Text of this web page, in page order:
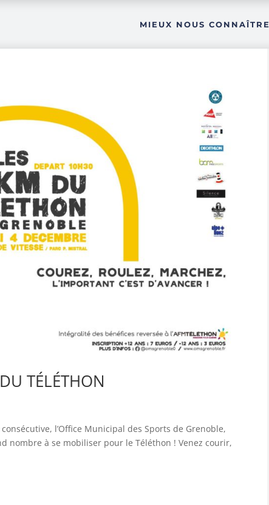
MIEUX NOUS CONNAÎTRE
TÉLÉTHON
l’Office Municipal des Sports de Grenoble,
nombre à se mobiliser pour le Téléthon ! Venez courir,